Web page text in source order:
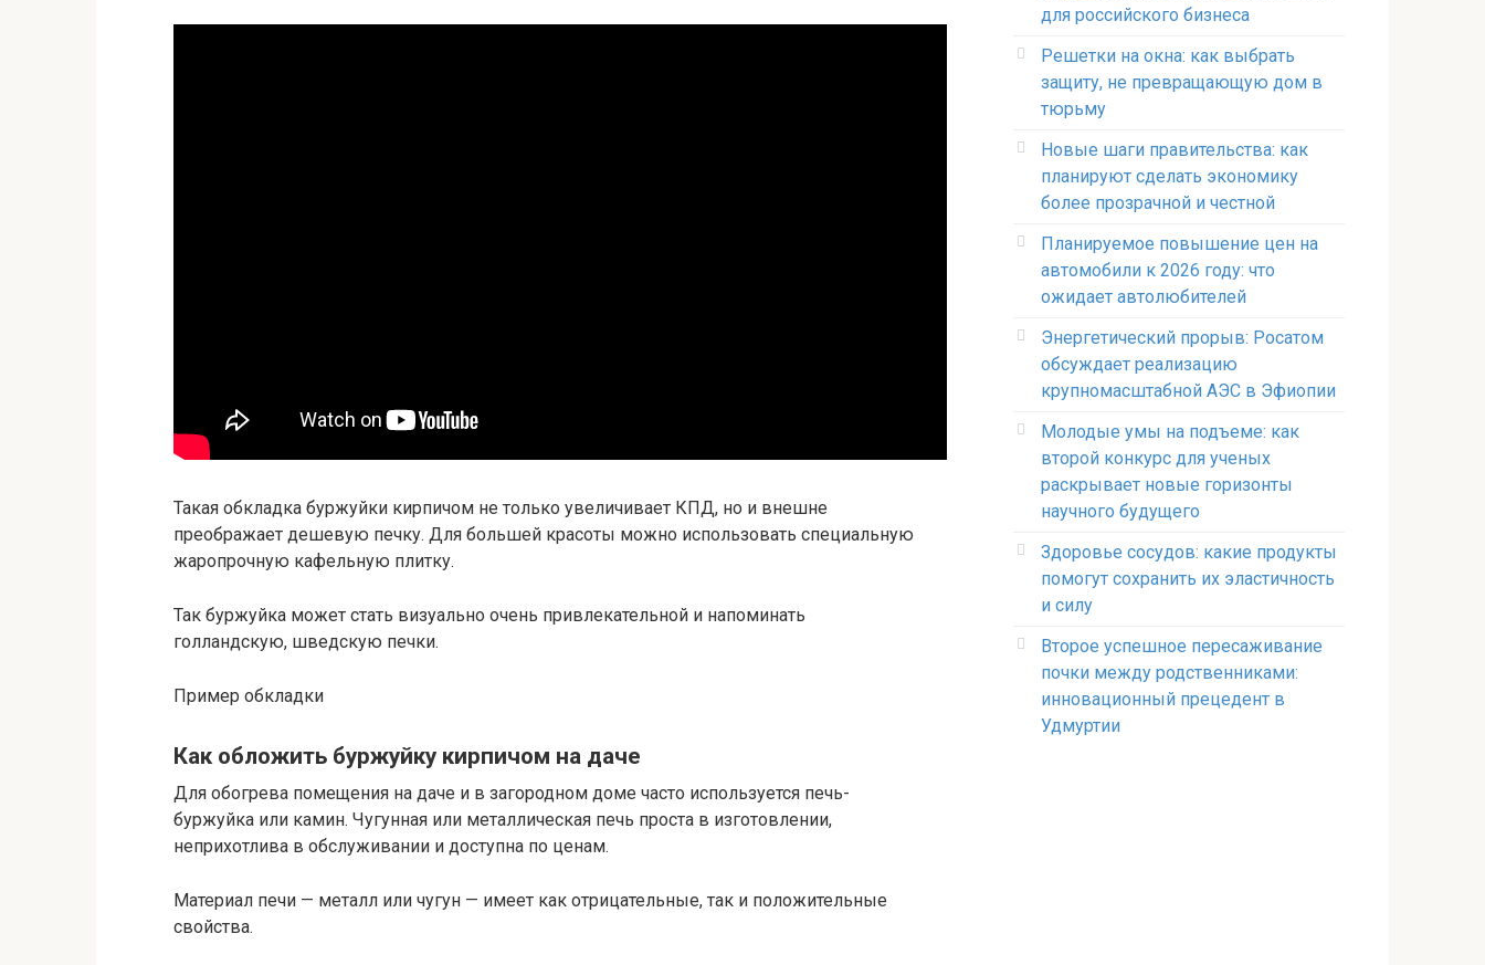
Такая обкладка буржуйки кирпичом не только увеличивает КПД, но и внешне
преображает дешевую печку. Для большей красоты можно использовать специальную
жаропрочную кафельную плитку.
Так буржуйка может стать визуально очень привлекательной и напоминать
голландскую, шведскую печки.
Пример обкладки
Как обложить буржуйку кирпичом на даче
Для обогрева помещения на даче и в загородном доме часто используется печь-
буржуйка или камин. Чугунная или металлическая печь проста в изготовлении,
неприхотлива в обслуживании и доступна по ценам.
Материал печи — металл или чугун — имеет как отрицательные, так и положительные
свойства.
для российского бизнеса
Решетки на окна: как выбрать
защиту, не превращающую дом в
тюрьму
Новые шаги правительства: как
планируют сделать экономику
более прозрачной и честной
Планируемое повышение цен на
автомобили к 2026 году: что
ожидает автолюбителей
Энергетический прорыв: Росатом
обсуждает реализацию
крупномасштабной АЭС в Эфиопии
Молодые умы на подъеме: как
второй конкурс для ученых
раскрывает новые горизонты
научного будущего
Здоровье сосудов: какие продукты
помогут сохранить их эластичность
и силу
Второе успешное пересаживание
почки между родственниками:
инновационный прецедент в
Удмуртии